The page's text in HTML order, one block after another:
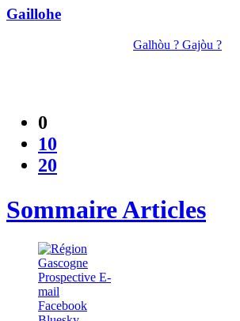
Gaillohe
Galhòu ? Gajòu ?
0
10
20
Sommaire Articles